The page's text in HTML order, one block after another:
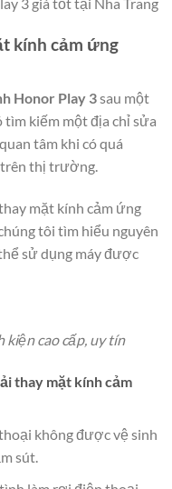
3 giá tốt tại Nha Trang
kính cảm ứng
Honor Play 3sau một
kiếm một địa chỉ sửa
tâm khi có quá
trên thị trường.
mặt kính cảm ứng
tôi tìm hiểu nguyên
sử dụng máy được
kiện cao cấp, uy tín
thay mặt kính cảm
không được vệ sinh
sút.